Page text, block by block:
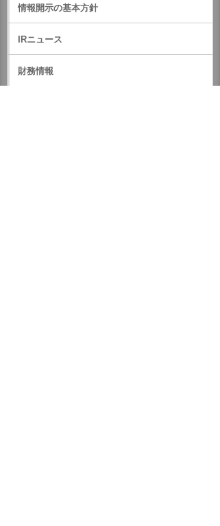
情報開示の基本方針
IRニュース
財務情報